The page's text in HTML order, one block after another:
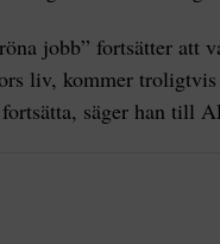
jobb” fortsätter att
liv, kommer
säger han till